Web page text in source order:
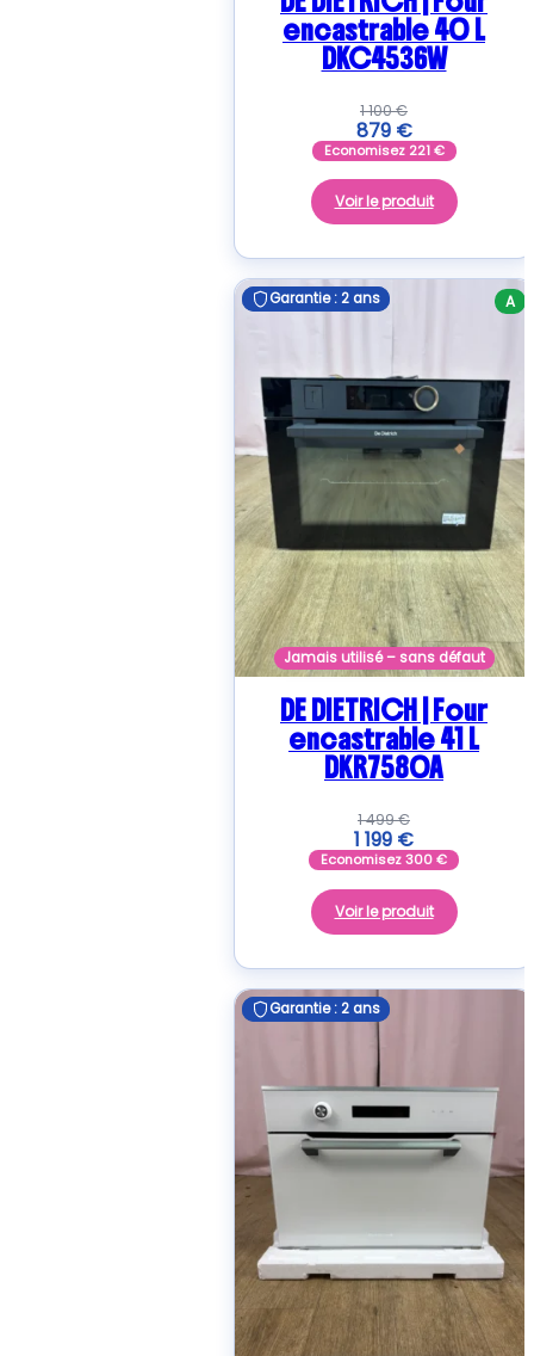
encastrable 40 L
DKC4536W
1 100€
879 €
Economisez 221€
Voir le produit
A
Garantie : 2 ans
Jamais utilisé – sans défaut
Garantie : 2 ans
DE DIETRICH | Four
encastrable 41 L
DKR7580A
1 499€
1 199 €
Economisez300€
Voir le produit
Garantie : 2 ans
Garantie : 2 ans